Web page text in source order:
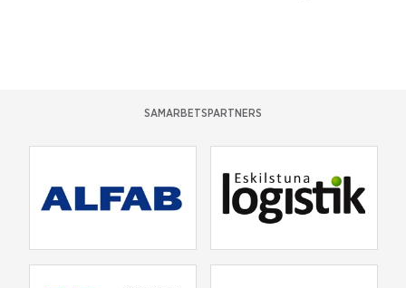
SAMARBETSPARTNERS